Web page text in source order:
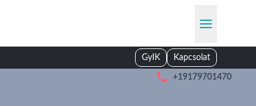
GyIK Kapcsolat
 +19179701470